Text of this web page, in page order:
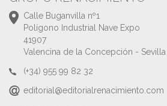
Calle Buganvilla nº1
Polígono Industrial Nave Expo
41907
Valencina de la Concepción - Sevilla
(+34) 955 99 82 32
editorial@editorialrenacimiento.com